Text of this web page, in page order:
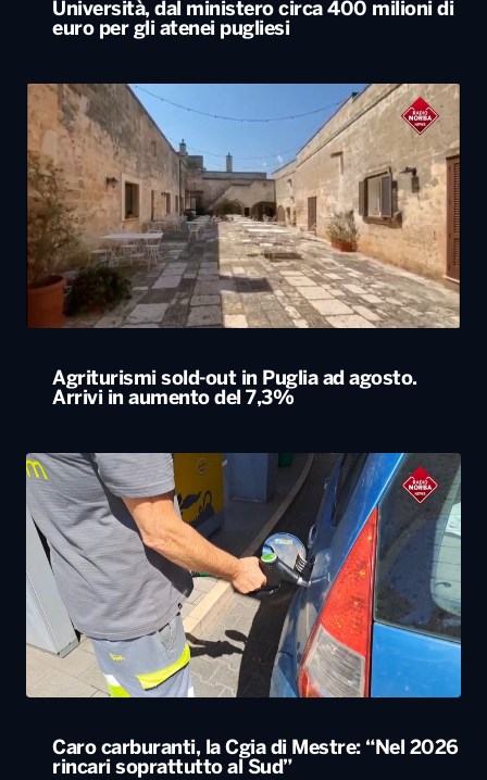
Università, dal ministero circa 400 milioni di
euro per gli atenei pugliesi
Agriturismi sold-out in Puglia ad agosto.
Arrivi in aumento del 7,3%
Caro carburanti, la Cgia di Mestre: “Nel 2026
rincari soprattutto al Sud”